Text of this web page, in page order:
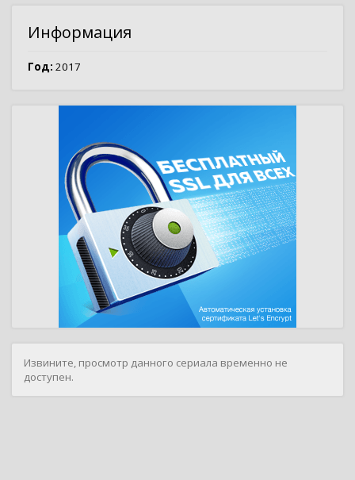
Информация
Год: 2017
Извините, просмотр данного сериала временно не
доступен.